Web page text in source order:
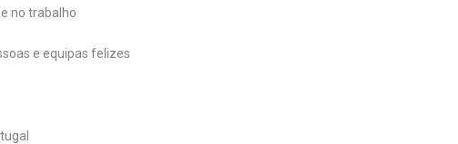
no trabalho
e equipas felizes